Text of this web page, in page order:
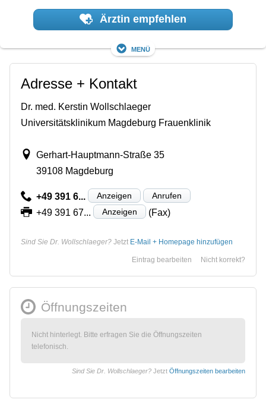
Ärztin empfehlen
Menü
Adresse + Kontakt
Dr. med. Kerstin Wollschlaeger
Universitätsklinikum Magdeburg Frauenklinik
Gerhart-Hauptmann-Straße 35
39108 Magdeburg
+49 391 6... Anzeigen Anrufen
+49 391 67... Anzeigen (Fax)
Sind Sie Dr. Wollschlaeger? Jetzt E-Mail + Homepage hinzufügen
Nicht korrekt?
Eintrag bearbeiten
Öffnungszeiten
Nicht hinterlegt. Bitte erfragen Sie die Öffnungszeiten
telefonisch.
Sind Sie Dr. Wollschlaeger? Jetzt Öffnungszeiten bearbeiten